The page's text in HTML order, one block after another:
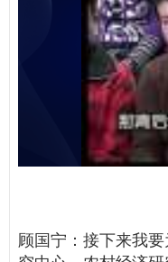
顾国宁：接下来我